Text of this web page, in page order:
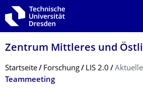
Zur Hauptnavigation springen
Zur Suche springen
Zum Inhalt springen
Zentrum Mittleres und
Breadcrumb-Menü
Startseite Forschung LIS 2.0
Teammeeting